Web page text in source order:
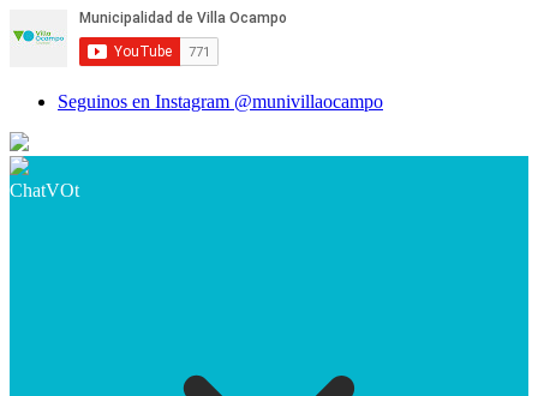
Seguinos en Instagram @munivillaocampo
ChatVOt